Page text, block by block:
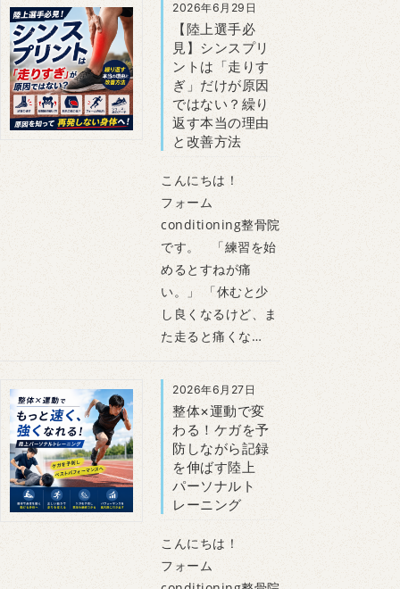
2026年6月29日
【陸上選手必
見】シンスプリ
ントは「走りす
ぎ」だけが原因
ではない？繰り
返す本当の理由
と改善方法
こんにちは！
フォーム
conditioning整骨院
です。 「練習を始
めるとすねが痛
い。」 「休むと少
し良くなるけど、ま
た走ると痛くな…
2026年6月27日
整体×運動で変
わる！ケガを予
防しながら記録
を伸ばす陸上
パーソナルト
レーニング
こんにちは！
フォーム